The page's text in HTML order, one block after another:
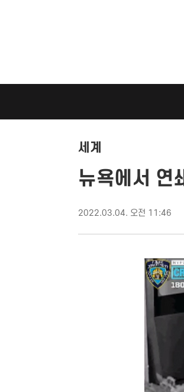
세계
뉴욕에서 연
2022.03.04. 오전 11:46